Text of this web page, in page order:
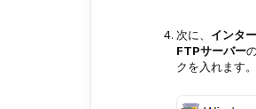
次に、 インタ
FTPサーバー
クを入れます。